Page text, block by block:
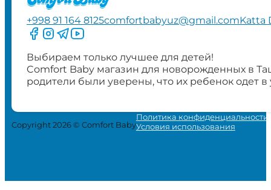
+998 91 164 8125comfortbabyuz@gmail.comKatta
Следите за нами на Facebook
Следите за нами в Instagram
Следите за нами в Telegram
Следите за нами в YouTube
Выбираем только лучшее для детей!
Comfort Baby магазин для новорожденных в
родители были уверены, что их ребенок одет
Copyright 2026 © Comfort Baby
Политика конфиденциальности
Условия использования